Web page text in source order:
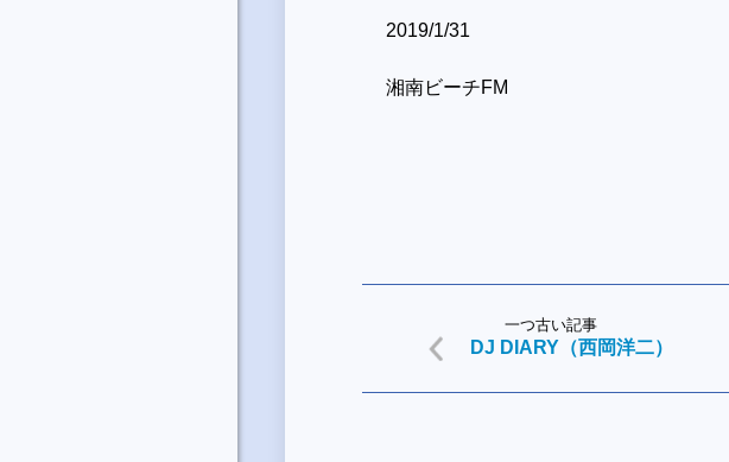
2019/1/31
湘南ビーチFM
一つ古い記事
DJ DIARY（西岡洋二）